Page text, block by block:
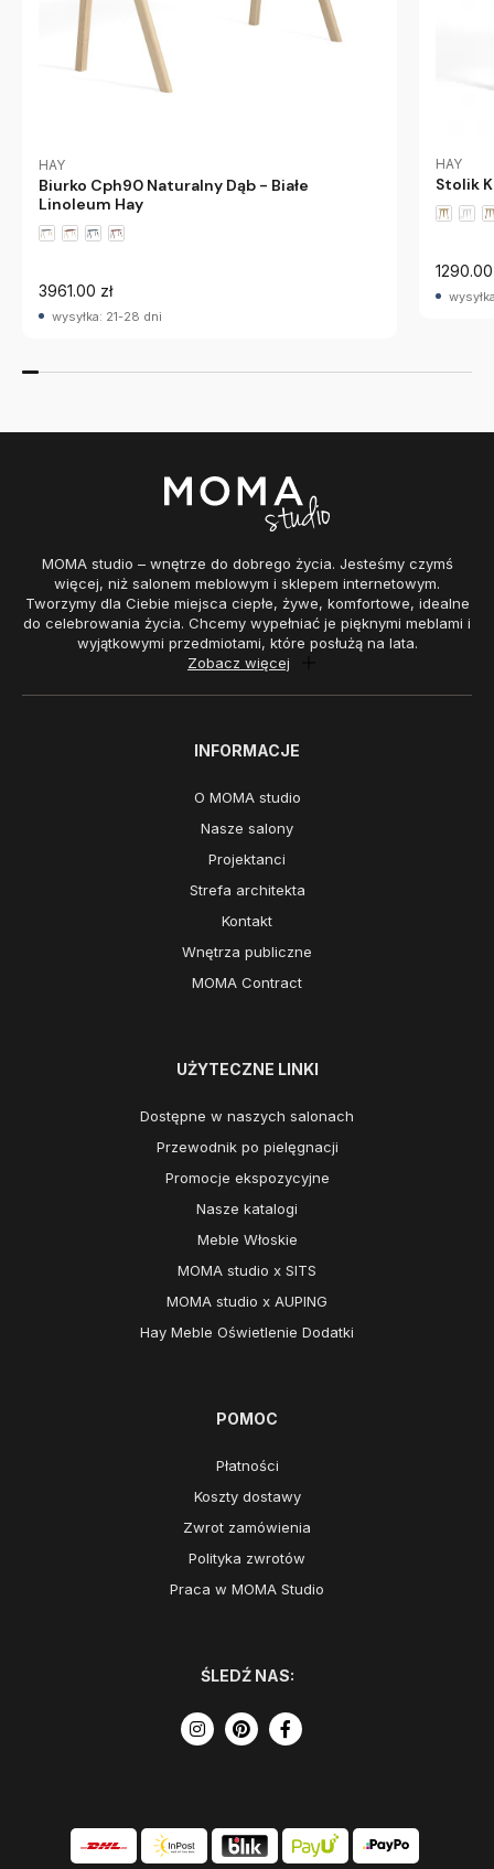
HAY
Biurko Cph90 Naturalny Dąb - Białe
Linoleum Hay
3961.00 zł
wysyłka: 21-28 dni
HAY
Stolik
1290.00
MOMA studio – wnętrze do dobrego życia. Jesteśmy czymś
więcej, niż salonem meblowym i sklepem internetowym.
Tworzymy dla Ciebie miejsca ciepłe, żywe, komfortowe, idealne
do celebrowania życia. Chcemy wypełniać je pięknymi meblami i
wyjątkowymi przedmiotami, które posłużą na lata.
Zobacz więcej
INFORMACJE
O MOMA studio
Nasze salony
Projektanci
Strefa architekta
Kontakt
Wnętrza publiczne
MOMA Contract
UŻYTECZNE LINKI
Dostępne w naszych salonach
Przewodnik po pielęgnacji
Promocje ekspozycyjne
Nasze katalogi
Meble Włoskie
MOMA studio x SITS
MOMA studio x AUPING
Hay Meble Oświetlenie Dodatki
POMOC
Płatności
Koszty dostawy
Zwrot zamówienia
Polityka zwrotów
Praca w MOMA Studio
ŚLEDŹ NAS: